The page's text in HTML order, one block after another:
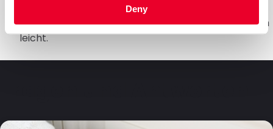
Deny
Leichtes Gewicht: Die Taschen sind sowohl im
Versand als auch im täglichen Gebrauch angenehm
leicht.